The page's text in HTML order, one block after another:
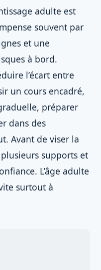
adulte est
souvent par
et une
à bord.
l’écart entre
un cours encadré,
préparer
dans des
Avant de viser la
supports et
L’âge adulte
surtout à